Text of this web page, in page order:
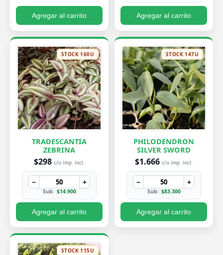
Agregar al carrito Agregar al carrito
STOCK 160U
TRADESCANTIA
ZEBRINA
$298 c/u imp. incl.
− +
Sub: $14.900
Agregar al carrito
STOCK 147U
PHILODENDRON
SILVER SWORD
$1.666 c/u imp. incl.
− +
Sub: $83.300
Agregar al carrito
STOCK 115U